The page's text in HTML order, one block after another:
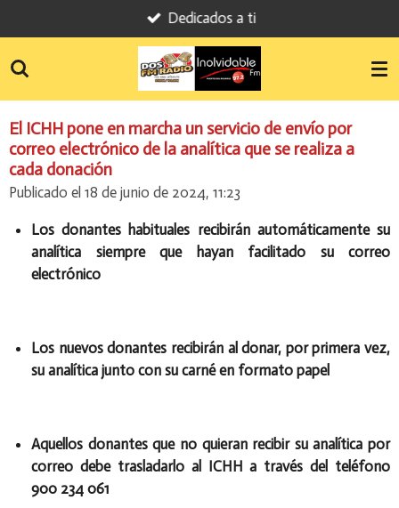
al
contenido
Dedicados a ti
El ICHH pone en marcha un servicio de envío por
correo electrónico de la analítica que se realiza a
cada donación
Publicado el 18 de junio de 2024, 11:23
Los donantes habituales recibirán automáticamente su
analítica siempre que hayan facilitado su correo
electrónico
Los nuevos donantes recibirán al donar, por primera vez,
su analítica junto con su carné en formato papel
Aquellos donantes que no quieranrecibir su analítica por
correo debe trasladarlo al ICHH a través del teléfono
900 234 061